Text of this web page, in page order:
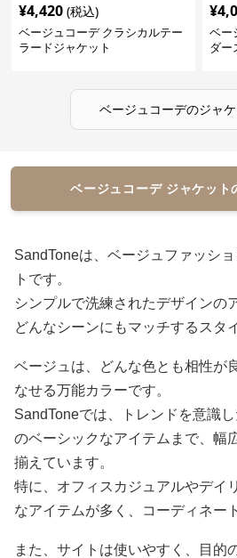
¥4,420 (税込)
ベージュコーデ クラシカルテー
ラードジャケット
¥
ベー
ダー
ベージュコーデのジャ
ベージュコーデ ジャケット
SandToneは、ベージュファッシ
トです。
シンプルで洗練されたデザインの
どんなシーンにもマッチするスタ
ベージュは、どんな色とも相性が
なせる万能カラーです。
SandToneでは、トレンドを意識
のベーシックなアイテムまで、幅
揃えています。
特に、オフィスカジュアルやデイ
なアイテムが多く、コーディネー
また、サイトは使いやすく、目的